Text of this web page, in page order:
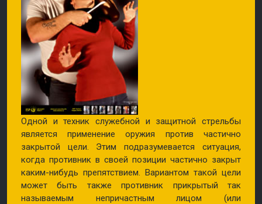
Одной и техник служебной и защитной стрельбы
является применение оружия против частично
закрытой цели. Этим подразумевается ситуация,
когда противник в своей позиции частично закрыт
каким-нибудь препятствием. Вариантом такой цели
может быть также противник прикрытый так
называемым непричастным лицом (или